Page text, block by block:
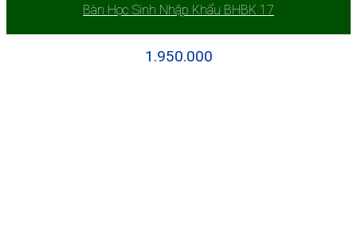
Bàn Học Sinh Nhập Khẩu BHBK 17
1.950.000